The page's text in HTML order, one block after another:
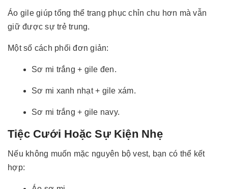
Áo gile giúp tổng thể trang phục chỉn chu hơn mà vẫn
giữ được sự trẻ trung.
Một số cách phối đơn giản:
Sơ mi trắng + gile đen.
Sơ mi xanh nhạt + gile xám.
Sơ mi trắng + gile navy.
Tiệc Cưới Hoặc Sự Kiện Nhẹ
Nếu không muốn mặc nguyên bộ vest, bạn có thể kết
hợp: